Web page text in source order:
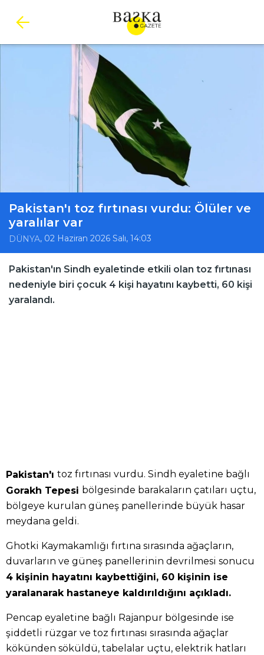
Pakistan'ı toz fırtınası vurdu: Ölüler ve
yaralılar var
DÜNYA, 02 Haziran 2026 Salı, 14:03
Pakistan'ın Sindh eyaletinde etkili olan toz fırtınası
nedeniyle biri çocuk 4 kişi hayatını kaybetti, 60 kişi
yaralandı.
Pakistan'ı toz fırtınası vurdu. Sindh eyaletine bağlı
Gorakh Tepesi bölgesinde barakaların çatıları uçtu,
bölgeye kurulan güneş panellerinde büyük hasar
meydana geldi.
Ghotki Kaymakamlığı fırtına sırasında ağaçların,
duvarların ve güneş panellerinin devrilmesi sonucu
4 kişinin hayatını kaybettiğini, 60 kişinin ise
yaralanarak hastaneye kaldırıldığını açıkladı.
Pencap eyaletine bağlı Rajanpur bölgesinde ise
şiddetli rüzgar ve toz fırtınası sırasında ağaçlar
kökünden söküldü, tabelalar uçtu, elektrik hatları